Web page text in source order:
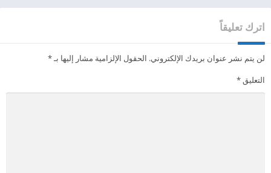
اترك تعليقاً
لن يتم نشر عنوان بريدك الإلكتروني. الحقول الإلزامية مشار إليها بـ*
التعليق*